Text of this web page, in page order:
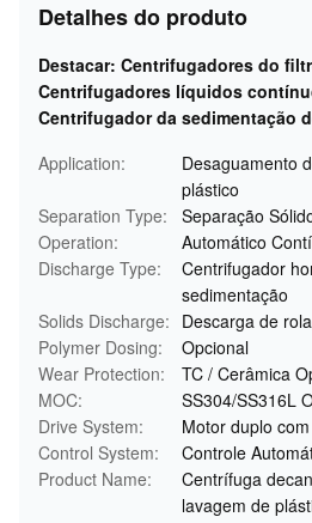
Detalhes do produto
Destacar: Centrifugadores do
Centrifugadores líquidos
Centrifugador da sedimentação
Application:
Desaguamento
plástico
Separation Type:
Separação
Operation:
Automático
Discharge Type:
Centrifugador
sedimentação
Solids Discharge: Descarga de
Polymer Dosing:
Opcional
Wear Protection:
TC / Cerâmica
MOC:
SS304/SS316L
Drive System:
Motor duplo
Control System:
Controle
Product Name:
Centrífuga
lavagem de